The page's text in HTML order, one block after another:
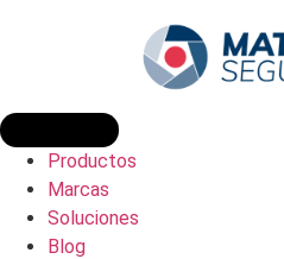
Productos
Marcas
Soluciones
Blog